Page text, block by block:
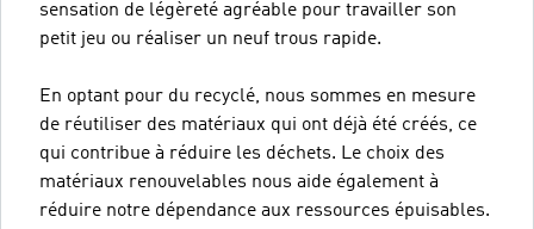
sensation de légèreté agréable pour travailler son
petit jeu ou réaliser un neuf trous rapide.
En optant pour du recyclé, nous sommes en mesure
de réutiliser des matériaux qui ont déjà été créés, ce
qui contribue à réduire les déchets. Le choix des
matériaux renouvelables nous aide également à
réduire notre dépendance aux ressources épuisables.